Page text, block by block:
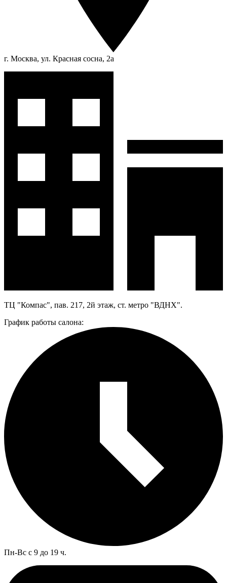
г. Москва, ул. Красная сосна, 2а
ТЦ "Компас", пав. 217, 2й этаж, ст. метро "ВДНХ".
График работы салона:
Пн-Вс с 9 до 19 ч.